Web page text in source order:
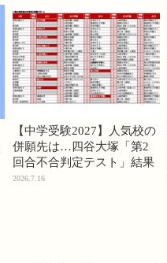
【中学受験2027】人気校の
併願先は…四谷大塚「第2
回合不合判定テスト」結果
2026.7.16